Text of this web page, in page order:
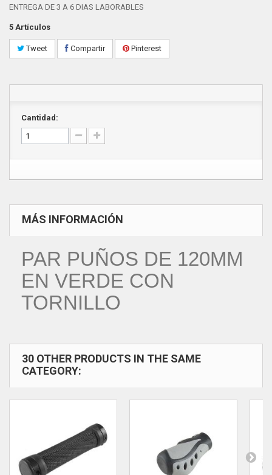
ENTREGA DE 3 A 6 DIAS LABORABLES
5 Artículos
Tweet Compartir Pinterest
Cantidad:
MÁS INFORMACIÓN
PAR PUÑOS DE 120MM
EN VERDE CON
TORNILLO
30 OTHER PRODUCTS IN THE SAME
CATEGORY: